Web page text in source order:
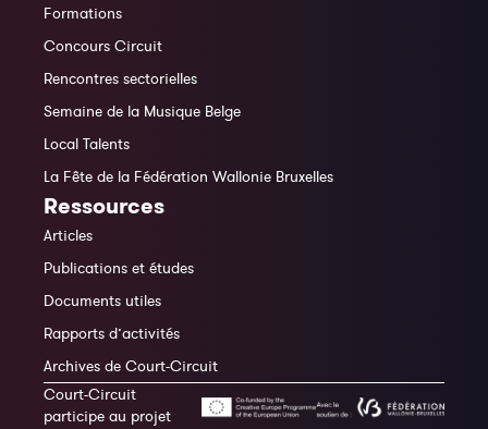
Formations
Concours Circuit
Rencontres sectorielles
Semaine de la Musique Belge
Local Talents
La Fête de la Fédération Wallonie Bruxelles
Ressources
Articles
Publications et études
Documents utiles
Rapports d’activités
Archives de Court-Circuit
Court-Circuit
participe au projet